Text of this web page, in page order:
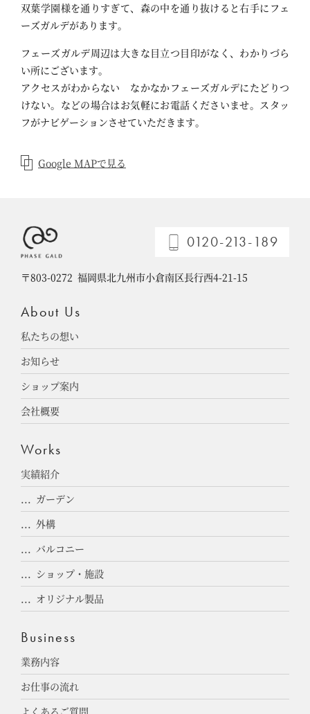
双葉学園様を通りすぎて、森の中を通り抜けると右手にフェ
ーズガルデがあります。
フェーズガルデ周辺は大きな目立つ目印がなく、わかりづら
い所にございます。
アクセスがわからない なかなかフェーズガルデにたどりつ
けない。などの場合はお気軽にお電話くださいませ。スタッ
フがナビゲーションさせていただきます。
Google MAPで見る
0120-213-189
〒803-0272 福岡県北九州市小倉南区長行西4-21-15
About Us
私たちの想い
お知らせ
ショップ案内
会社概要
Works
実績紹介
ガーデン
外構
バルコニー
ショップ・施設
オリジナル製品
Business
業務内容
お仕事の流れ